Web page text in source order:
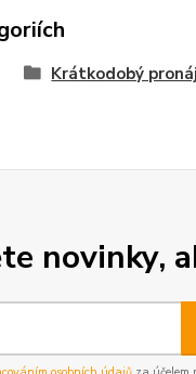
Krátkodobý
novinky,